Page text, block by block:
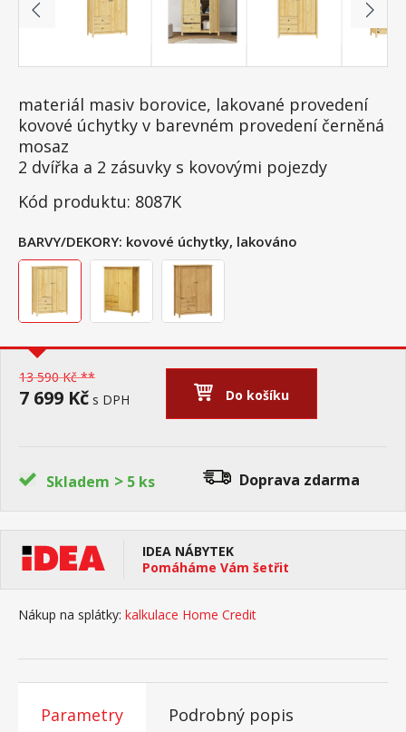
materiál masiv borovice, lakované provedení
kovové úchytky v barevném provedení černěná
mosaz
2 dvířka a 2 zásuvky s kovovými pojezdy
Kód produktu: 8087K
BARVY/DEKORY: kovové úchytky, lakováno
13 590 Kč **
7 699 Kč s DPH Do košíku
Skladem > 5 ks Doprava zdarma
IDEA NÁBYTEK
Pomáháme Vám šetřit
Nákup na splátky: kalkulace Home Credit
Parametry Podrobný popis